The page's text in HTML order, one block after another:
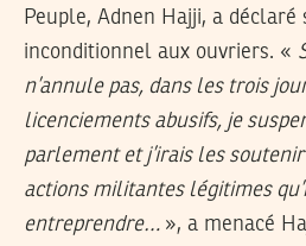
Peuple, Adnen Hajji, a déclaré
inconditionnel aux ouvriers. «
n’annule pas, dans les trois
licenciements abusifs, je
parlement et j’irais les
actions militantes légitimes
entreprendre… », a menacé